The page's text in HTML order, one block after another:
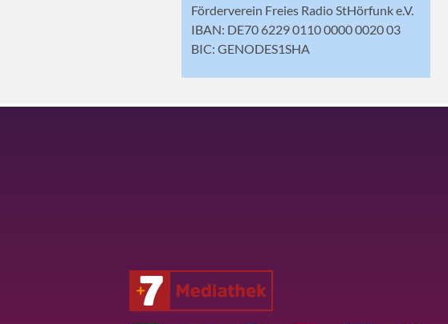
Förderverein Freies Radio StHörfunk e.V.
IBAN: DE70 6229 0110 0000 0020 03
BIC: GENODES1SHA